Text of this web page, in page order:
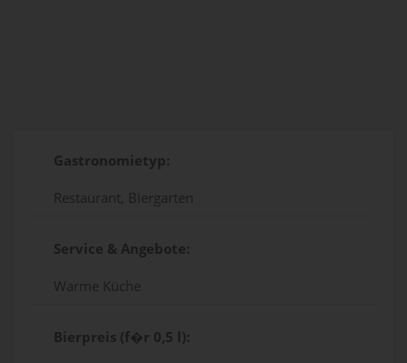
Gastronomietyp:
Restaurant, Biergarten
Service & Angebote:
Warme Küche
Bierpreis (f�r 0,5 l):